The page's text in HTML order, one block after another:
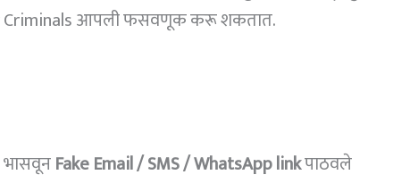
Criminals आपली फसवणूक करू शकतात.
Fake Email / SMS / WhatsApp linkपाठवले